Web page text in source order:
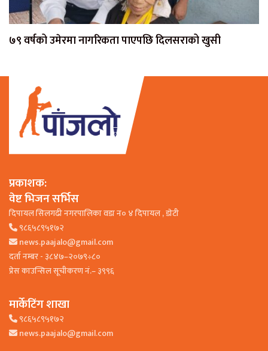
७९ वर्षको उमेरमा नागरिकता पाएपछि दिलसराको खुसी
प्रकाशक:
वेष्ट भिजन सर्भिस
दिपायल सिलगढी नगरपालिका वडा न० ४ दिपायल , डाेटी
९८६५८९५१७२
news.paajalo@gmail.com
दर्ता नम्बर - ३८४७–२०७९÷८०
प्रेस काउन्सिल सूचीकरण नं.– ३९९६
मार्केटिंग शाखा
९८६५८९५१७२
news.paajalo@gmail.com